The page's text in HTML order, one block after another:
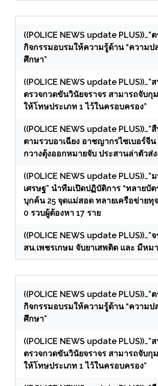
((POLICE NEWS update PLUS))…”
กิจกรรมอบรมให้ความรู้ด้าน “ความ
ศึกษา”
((POLICE NEWS update PLUS))…”
ตรวจกวดขันวินัยจราจร สามารถจับกุ
ให้โทษประเภท 1 ไว้ในครอบครอง”
((POLICE NEWS update PLUS))…”
ตามรวบอาเฉียง อาชญากรไซเบอร์จี
กวางตุ้งออกหมายจับ ประสานล่าตัวส่
((POLICE NEWS update PLUS))…”
เศรษฐ” นำทีมเปิดปฏิบัติการ “ทลายบัต
บุกค้น 25 จุดแม่สอด ทลายเครือข่ายทุ
0 รวบผู้ต้องหา 17 ราย
((POLICE NEWS update PLUS))…”
สน.เพชรเกษม จับยาเสพติด และ มีหม
((POLICE NEWS update PLUS))…”
กิจกรรมอบรมให้ความรู้ด้าน “ความ
ศึกษา”
((POLICE NEWS update PLUS))…”
ตรวจกวดขันวินัยจราจร สามารถจับกุ
ให้โทษประเภท 1 ไว้ในครอบครอง”